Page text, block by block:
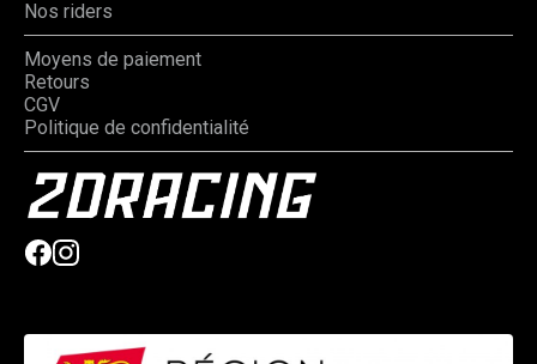
Kit déco 50cc –
PEUGEOT – ZIP – 2DR6
99,00€TTC